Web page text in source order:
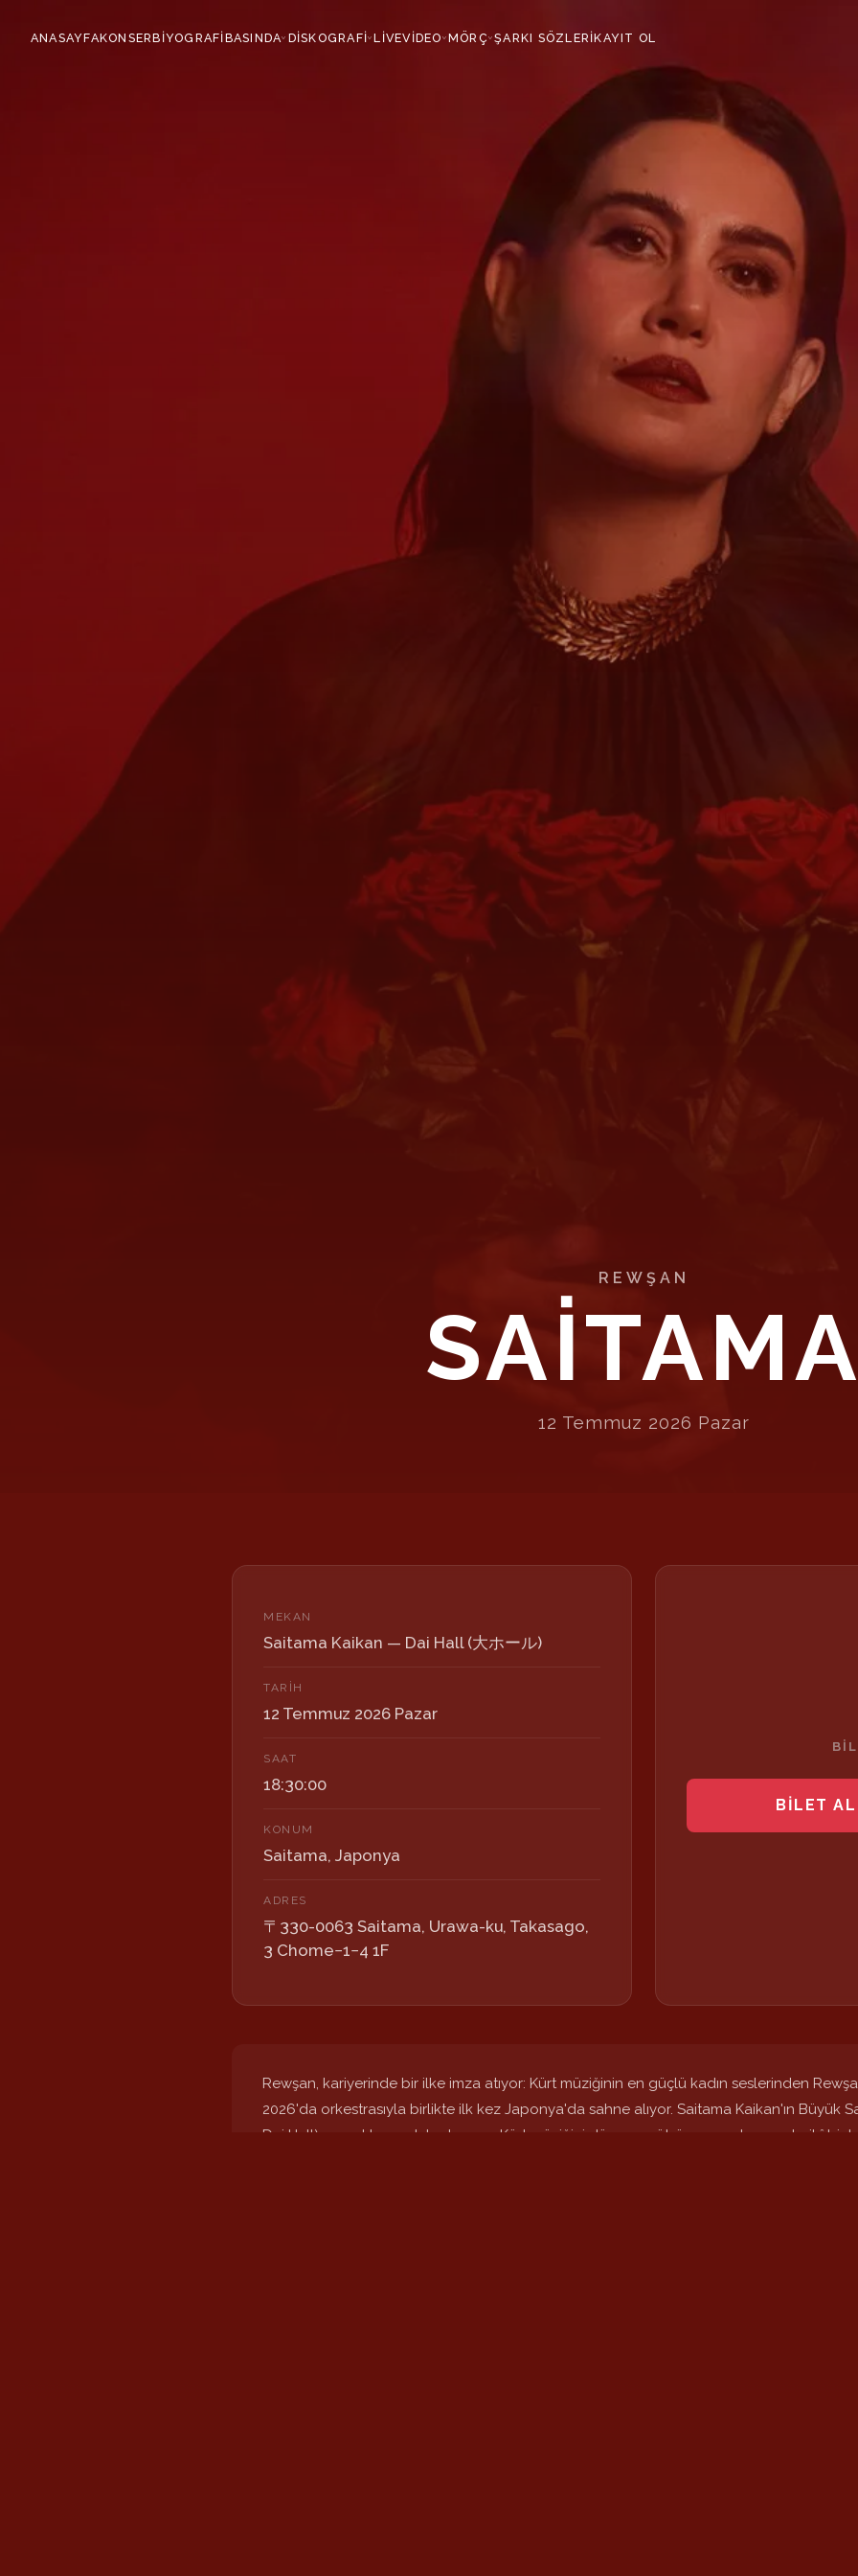
ANASAYFAKONSERBİYOGRAFİBASINDA›DİSKOGRAFİ›LİVEVİDEO›MÖRÇ›ŞARKI SÖZLERİKAYIT OL
REWŞAN
REWŞAN
SAITAMA
12 Temmuz 2026 Pazar
MEKAN
Saitama Kaikan — Dai Hall (大ホール)
TARIH
12 Temmuz 2026 Pazar
SAAT
18:30:00
KONUM
Saitama, Japonya
ADRES
〒330-0063 Saitama, Urawa-ku, Takasago,
3 Chome−1−4 1F
BİLET AL
Rewşan, kariyerinde bir ilke imza atıyor: Kürt müziğinin en güçlü kadın seslerinden
2026'da orkestrasıyla birlikte ilk kez Japonya'da sahne alıyor. Saitama Kaikan'ın Büyük
Dai Hall) gerçekleşecek bu konser, Kürt müziğini dünyanın öbür ucuna taşıyan tarihî bir